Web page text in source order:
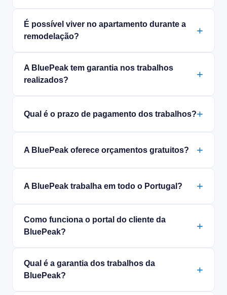
É possível viver no apartamento durante a
remodelação?
A BluePeak tem garantia nos trabalhos
realizados?
Qual é o prazo de pagamento dos trabalhos?
A BluePeak oferece orçamentos gratuitos?
A BluePeak trabalha em todo o Portugal?
Como funciona o portal do cliente da
BluePeak?
Qual é a garantia dos trabalhos da
BluePeak?